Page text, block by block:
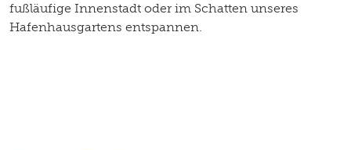
fußläufige Innenstadt oder im Schatten unseres
Hafenhausgartens entspannen.